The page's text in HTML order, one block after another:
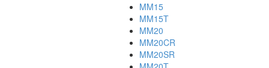
MM15
MM15T
MM20
MM20CR
MM20SR